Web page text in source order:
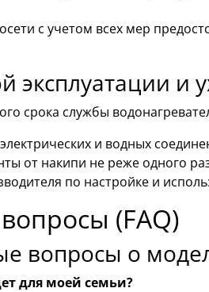
с учетом всех мер
эксплуатации и
срока службы
и водных
от накипи не реже одного
по настройке и
(FAQ)
вопросы о
для моей семьи?